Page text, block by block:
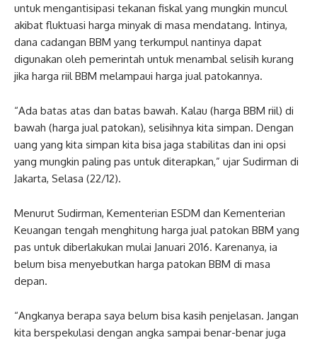
untuk mengantisipasi tekanan fiskal yang mungkin muncul
akibat fluktuasi harga minyak di masa mendatang. Intinya,
dana cadangan BBM yang terkumpul nantinya dapat
digunakan oleh pemerintah untuk menambal selisih kurang
jika harga riil BBM melampaui harga jual patokannya.
“Ada batas atas dan batas bawah. Kalau (harga BBM riil) di
bawah (harga jual patokan), selisihnya kita simpan. Dengan
uang yang kita simpan kita bisa jaga stabilitas dan ini opsi
yang mungkin paling pas untuk diterapkan,” ujar Sudirman di
Jakarta, Selasa (22/12).
Menurut Sudirman, Kementerian ESDM dan Kementerian
Keuangan tengah menghitung harga jual patokan BBM yang
pas untuk diberlakukan mulai Januari 2016. Karenanya, ia
belum bisa menyebutkan harga patokan BBM di masa
depan.
“Angkanya berapa saya belum bisa kasih penjelasan. Jangan
kita berspekulasi dengan angka sampai benar-benar juga